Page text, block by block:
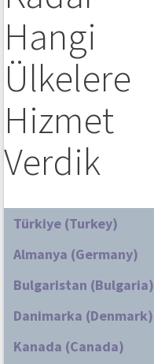
Hangi
Ülkelere
Hizmet
Verdik
Türkiye (Turkey)
Almanya (Germany)
Bulgaristan (Bulgaria)
Danimarka (Denmark)
Kanada (Canada)